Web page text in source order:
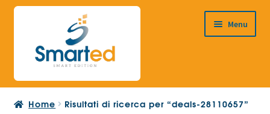
Vai
navigazione
Vai
contenuto
Menu
HOME
Home Risultati di ricerca per “deals-28110657”